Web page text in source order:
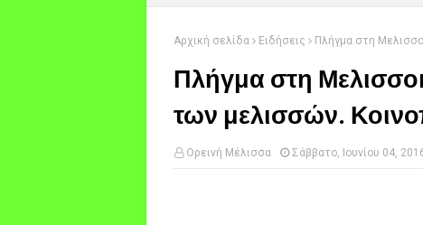
Αρχική σελίδα Ειδήσεις Πλήγμα στη
Πλήγμα στη
των μελισσών.
Ορεινή Μέλισσα Σάββατο, Ιουνίου 04,